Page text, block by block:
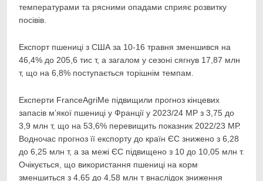
температурами та рясними опадами сприяє розвитку
посівів.
Експорт пшениці з США за 10-16 травня зменшився на
46,4% до 205,6 тис т, а загалом у сезоні сягнув 17,87 млн
т, що на 6,8% поступається торішнім темпам.
Експерти FranceAgriMe підвищили прогноз кінцевих
запасів м’якої пшениці у Франції у 2023/24 МР з 3,75 до
3,9 млн т, що на 53,6% перевищить показник 2022/23 МР.
Водночас прогноз її експорту до країн ЄС знижено з 6,28
до 6,25 млн т, а за межі ЄС підвищено з 10 до 10,05 млн т.
Очікується, що використання пшениці на корм
зменшиться з 4,65 до 4,58 млн т внаслідок зниження